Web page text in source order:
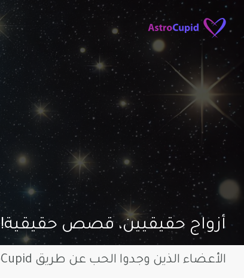
أزواج حقيقيين، قصص حقيقية!
الأعضاء الذين وجدوا الحب عن طريق AstroCupid